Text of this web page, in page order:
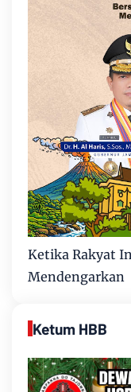
Ketika Rakyat
Mendengarkan
Ketum HBB